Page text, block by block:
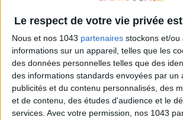
Le respect de votre vie privée
Nous et nos 1043 partenaires stockons et/ou
informations sur un appareil, telles que les
des données personnelles telles que des
des informations standards envoyées par un
publicités et du contenu personnalisés, des
et de contenu, des études d'audience et le
services. Avec votre permission, nos 1043
THE SUMMER’S HOTTEST